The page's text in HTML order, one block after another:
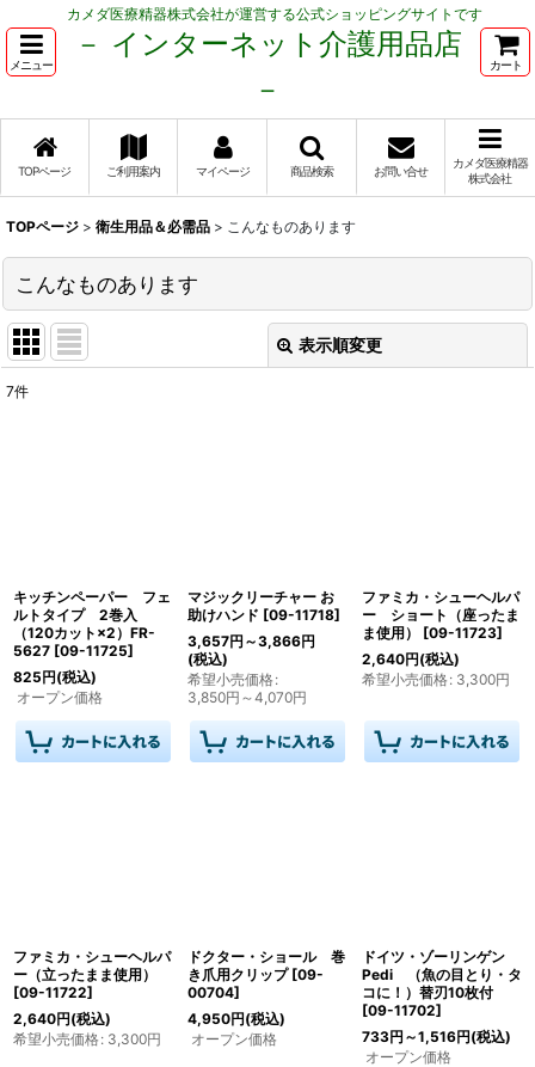
カメダ医療精器株式会社が運営する公式ショッピングサイトです
メニュー
－ インターネット介護用品店
－
カート
TOPページ ご利用案内 マイページ 商品検索 お問い合せ
カメダ医療精器
株式会社
TOPページ > 衛生用品＆必需品 > こんなものあります
こんなものあります
表示順変更
7件
キッチンペーパー フェ
ルトタイプ 2巻入
（120カット×2）FR-
5627 [09-11725]
825円(税込)
オープン価格
マジックリーチャー お
助けハンド [09-11718]
3,657円 ～3,866円
(税込)
希望小売価格:
3,850円 ～4,070円
ファミカ・シューヘルパ
ー ショート（座ったま
ま使用）
[09-11723]
2,640円(税込)
希望小売価格: 3,300円
ファミカ・シューヘルパ
ー（立ったまま使用）
[09-11722]
2,640円(税込)
希望小売価格: 3,300円
ドクター・ショール 巻
き爪用クリップ [09-
00704]
4,950円(税込)
オープン価格
ドイツ・ゾーリンゲン
Pedi （魚の目とり・タ
コに！）替刃10枚付
[09-11702]
733円 ～1,516円(税込)
オープン価格